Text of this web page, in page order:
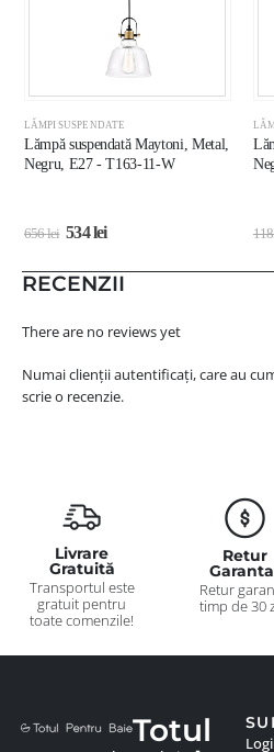
LĂMPI SUSPENDATE
Lămpă suspendată Maytoni, Metal,
Negru, E27 - T163-11-W
656lei 534lei
RECENZII
There are no reviews yet
Numai clienții autentificați, care au
scrie o recenzie.
Livrare
Gratuită
Transportul este
gratuit pentru
toate comenzile!
Retur
Retur
timp de 30
Totul